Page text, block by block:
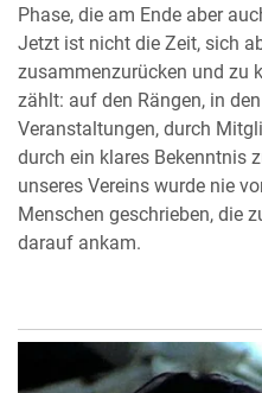
Phase, die am Ende aber
Jetzt ist nicht die Zeit, sich
zusammenzurücken und zu
zählt: auf den Rängen, in
Veranstaltungen, durch
durch ein klares Bekenntnis
unseres Vereins wurde nie
Menschen geschrieben, die
darauf ankam.